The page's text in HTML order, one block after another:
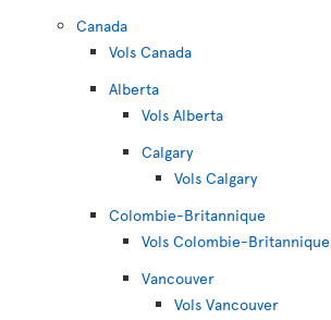
Canada
Vols Canada
Alberta
Vols Alberta
Calgary
Vols Calgary
Colombie-Britannique
Vols Colombie-Britannique
Vancouver
Vols Vancouver